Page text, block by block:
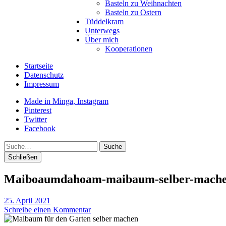
Basteln zu Weihnachten
Basteln zu Ostern
Tüddelkram
Unterwegs
Über mich
Kooperationen
Startseite
Datenschutz
Impressum
Made in Minga, Instagram
Pinterest
Twitter
Facebook
Suche
Schließen
Maiboaumdahoam-maibaum-selber-
25. April 2021
Schreibe einen Kommentar